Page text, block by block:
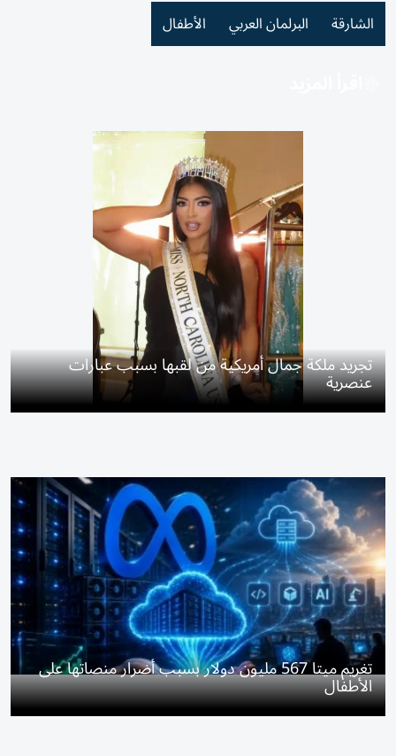
الشارقة البرلمان العربي الأطفال
تجريد ملكة جمال أمريكية من لقبها بسبب عبارات
عنصرية
تغريم ميتا 567 مليون دولار بسبب أضرار منصاتها على
الأطفال